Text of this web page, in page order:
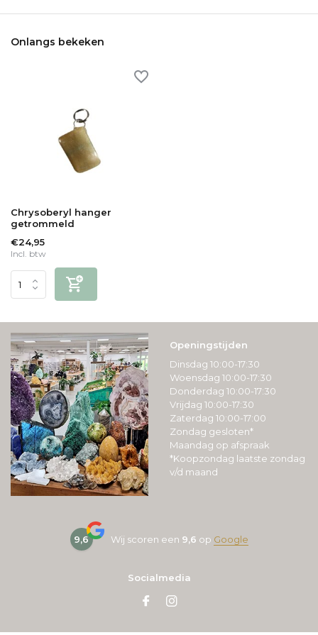
Onlangs bekeken
Chrysoberyl hanger
getrommeld
€24,95
Incl. btw
Openingstijden
Dinsdag 10:00-17:30
Woensdag 10:00-17:30
Donderdag 10:00-17:30
Vrijdag 10:00-17:30
Zaterdag 10:00-17:00
Zondag gesloten*
Maandag op afspraak
*Koopzondag laatste zondag
v/d maand
9,6 Wij scoren een 9,6 op Google
Socialmedia